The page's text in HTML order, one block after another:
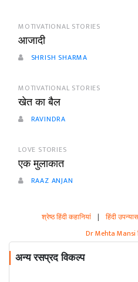
MOTIVATIONAL STORIES
आजादी
SHRISH SHARMA
MOTIVATIONAL STORIES
खेत का बैल
RAVINDRA
LOVE STORIES
एक मुलाकात
RAAZ ANJAN
श्रेष्ठ हिंदी कहानियां | हिंदी उपन्यास
Dr Mehta Mansi
अन्य रसप्रद विकल्प